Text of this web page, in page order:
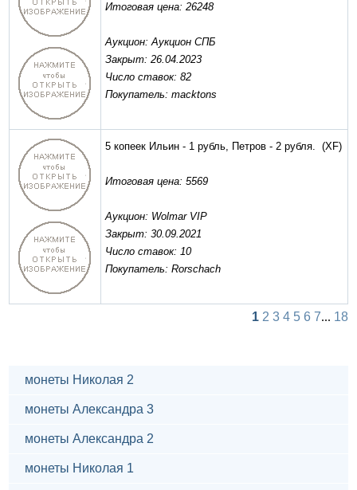
Итоговая цена: 26248
Аукцион: Аукцион СПБ
Закрыт: 26.04.2023
Число ставок: 82
Покупатель: macktons
5 копеек Ильин - 1 рубль, Петров - 2 рубля. (XF)
Итоговая цена: 5569
Аукцион: Wolmar VIP
Закрыт: 30.09.2021
Число ставок: 10
Покупатель: Rorschach
1 2 3 4 5 6 7... 18
монеты Николая 2
монеты Александра 3
монеты Александра 2
монеты Николая 1